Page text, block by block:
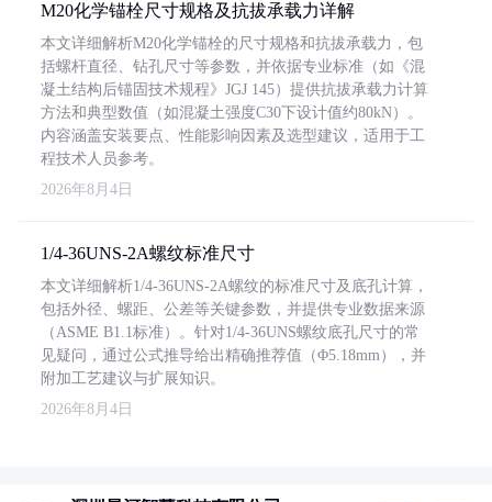
M20化学锚栓尺寸规格及抗拔承载力详解
本文详细解析M20化学锚栓的尺寸规格和抗拔承载力，包
括螺杆直径、钻孔尺寸等参数，并依据专业标准（如《混
凝土结构后锚固技术规程》JGJ 145）提供抗拔承载力计算
方法和典型数值（如混凝土强度C30下设计值约80kN）。
内容涵盖安装要点、性能影响因素及选型建议，适用于工
程技术人员参考。
2026年8月4日
1/4-36UNS-2A螺纹标准尺寸
本文详细解析1/4-36UNS-2A螺纹的标准尺寸及底孔计算，
包括外径、螺距、公差等关键参数，并提供专业数据来源
（ASME B1.1标准）。针对1/4-36UNS螺纹底孔尺寸的常
见疑问，通过公式推导给出精确推荐值（Φ5.18mm），并
附加工艺建议与扩展知识。
2026年8月4日